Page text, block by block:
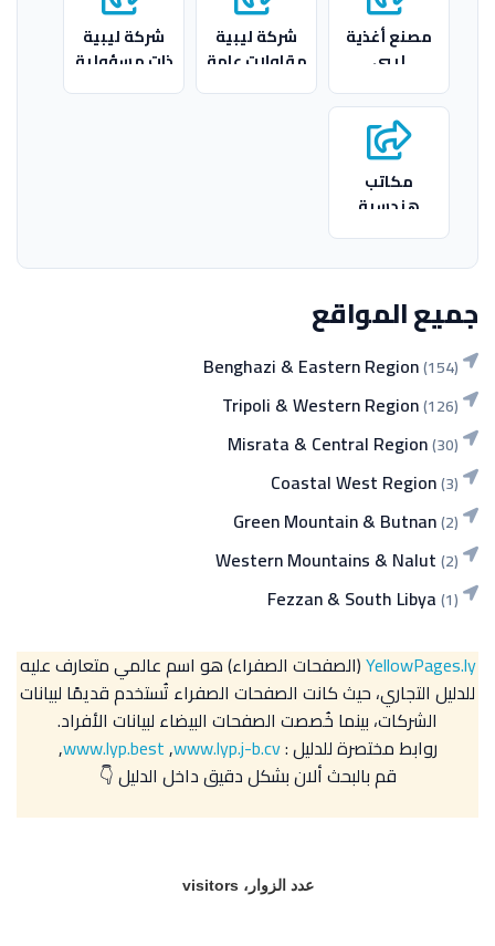
مصنع أغذية
ليبي
شركة ليبية
مقاولات عامة
شركة ليبية
ذات مسؤولية
محدودة
مكاتب
هندسية
جميع المواقع
Benghazi & Eastern Region(154)
Tripoli & Western Region(126)
Misrata & Central Region(30)
Coastal West Region(3)
Green Mountain & Butnan(2)
Western Mountains & Nalut(2)
Fezzan & South Libya(1)
YellowPages.ly(الصفحات الصفراء) هو اسم عالمي متعارف عليه
للدليل التجاري، حيث كانت الصفحات الصفراء تُستخدم قديمًا لبيانات
الشركات، بينما خُصصت الصفحات البيضاء لبيانات الأفراد.
روابط مختصرة للدليل :
www.lyp.best,www.lyp.j-b.cv
,
قم بالبحث ألان بشكل دقيق داخل الدليل 👇
عدد الزوار، visitors